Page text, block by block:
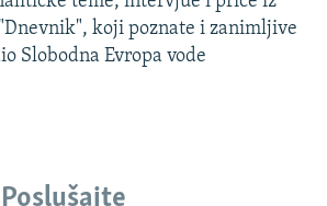
koji poznate i zanimljive
Slobodna Evropa vode